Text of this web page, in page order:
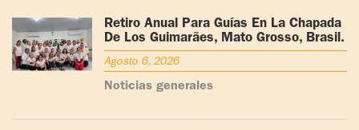
Retiro Anual Para Guías En La Chapada
De Los Guimarães, Mato Grosso, Brasil.
Agosto 6, 2026
Noticias generales